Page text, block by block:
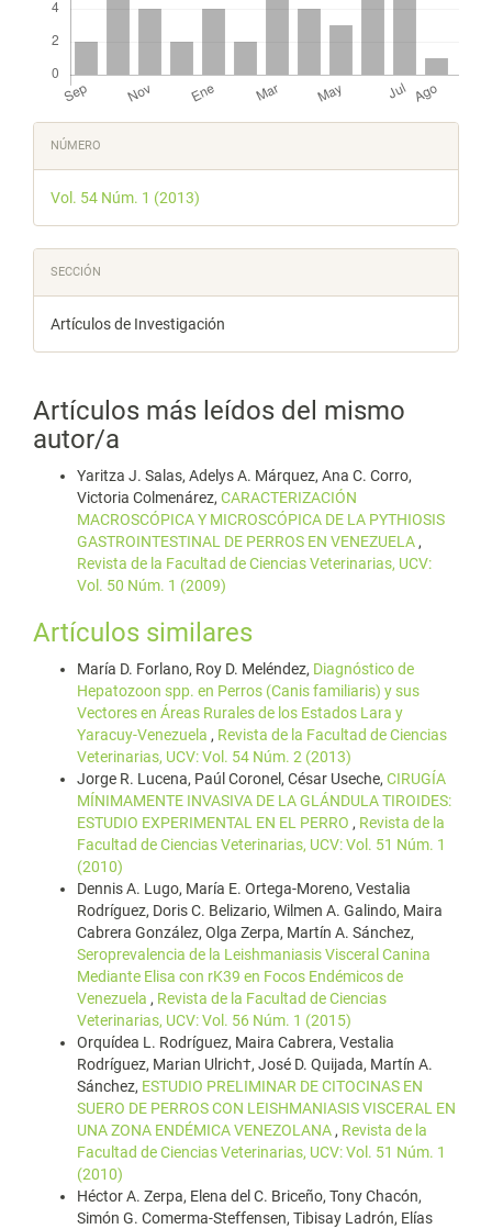
Detalles
del
artículo
NÚMERO
Vol. 54 Núm. 1 (2013)
SECCIÓN
Artículos de Investigación
Artículos más leídos del mismo
autor/a
Yaritza J. Salas, Adelys A. Márquez, Ana C. Corro,
Victoria Colmenárez, CARACTERIZACIÓN
MACROSCÓPICA Y MICROSCÓPICA DE LA PYTHIOSIS
GASTROINTESTINAL DE PERROS EN VENEZUELA ,
Revista de la Facultad de Ciencias Veterinarias, UCV:
Vol. 50 Núm. 1 (2009)
Artículos similares
María D. Forlano, Roy D. Meléndez, Diagnóstico de
Hepatozoon spp. en Perros (Canis familiaris) y sus
Vectores en Áreas Rurales de los Estados Lara y
Yaracuy-Venezuela , Revista de la Facultad de Ciencias
Veterinarias, UCV: Vol. 54 Núm. 2 (2013)
Jorge R. Lucena, Paúl Coronel, César Useche, CIRUGÍA
MÍNIMAMENTE INVASIVA DE LA GLÁNDULA TIROIDES:
ESTUDIO EXPERIMENTAL EN EL PERRO , Revista de la
Facultad de Ciencias Veterinarias, UCV: Vol. 51 Núm. 1
(2010)
Dennis A. Lugo, María E. Ortega-Moreno, Vestalia
Rodríguez, Doris C. Belizario, Wilmen A. Galindo, Maira
Cabrera González, Olga Zerpa, Martín A. Sánchez,
Seroprevalencia de la Leishmaniasis Visceral Canina
Mediante Elisa con rK39 en Focos Endémicos de
Venezuela , Revista de la Facultad de Ciencias
Veterinarias, UCV: Vol. 56 Núm. 1 (2015)
Orquídea L. Rodríguez, Maira Cabrera, Vestalia
Rodríguez, Marian Ulrich†, José D. Quijada, Martín A.
Sánchez, ESTUDIO PRELIMINAR DE CITOCINAS EN
SUERO DE PERROS CON LEISHMANIASIS VISCERAL EN
UNA ZONA ENDÉMICA VENEZOLANA , Revista de la
Facultad de Ciencias Veterinarias, UCV: Vol. 51 Núm. 1
(2010)
Héctor A. Zerpa, Elena del C. Briceño, Tony Chacón,
Simón G. Comerma-Steffensen, Tibisay Ladrón, Elías